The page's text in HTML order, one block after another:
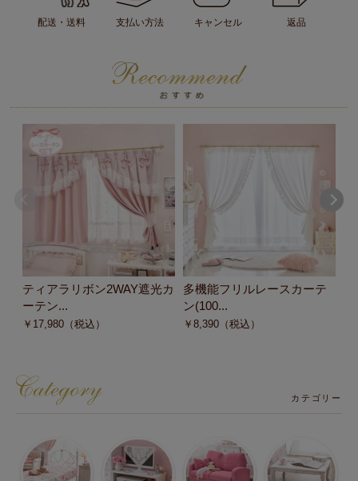
配送・送料 支払い方法 キャンセル 返品
ティアラリボン2WAY遮光カ
ーテン...
￥ 17,980 （税込）
多機能フリルレースカーテ
ン(100...
￥8,390 （税込）
カテゴリー